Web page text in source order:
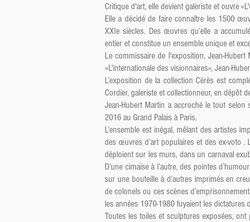
Critique d'art, elle devient galeriste et ouvre
Elle a décidé de faire connaître les 1500
XXIe siècles. Des œuvres qu’elle a
entier et constitue un ensemble unique et
Le commissaire de l'exposition, Jean-
«L'internationale des visionnaires», Jean-
L’exposition de la collection Cérès est
Cordier, galeriste et collectionneur, en dépôt
Jean-Hubert Martin a accroché le tout selon
2016 au Grand Palais à Paris.
L’ensemble est inégal, mêlant des artistes
des œuvres d’art populaires et des ex-voto
déploient sur les murs, dans un carnaval
D’une cimaise à l’autre, des pointes
sur une bouteille à d’autres imprimés en
de colonels ou ces scènes
les années 1970-1980 fuyaient les dictatures
Toutes les toiles et sculptures exposées,